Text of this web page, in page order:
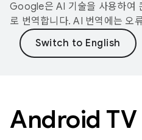
Google은 AI 기술을 사용하여
로 번역합니다. AI 번역에는 오
Android TV